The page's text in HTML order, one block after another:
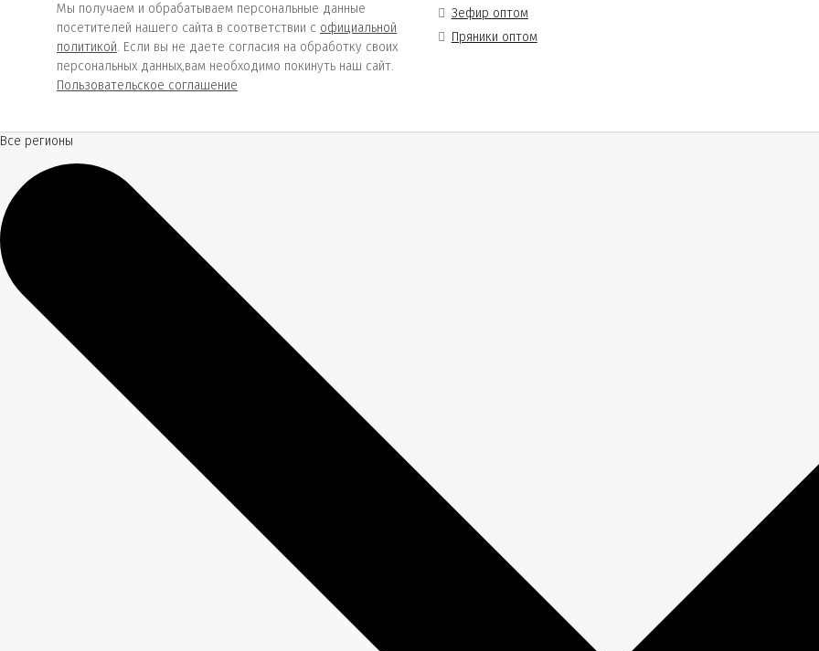
Мы получаем и обрабатываем персональные данные
посетителей нашего сайта в соответствии с официальной
политикой. Если вы не даете согласия на обработку своих
персональных данных,вам необходимо покинуть наш сайт.
Пользовательское соглашение
Зефир оптом
Пряники оптом
Все регионы